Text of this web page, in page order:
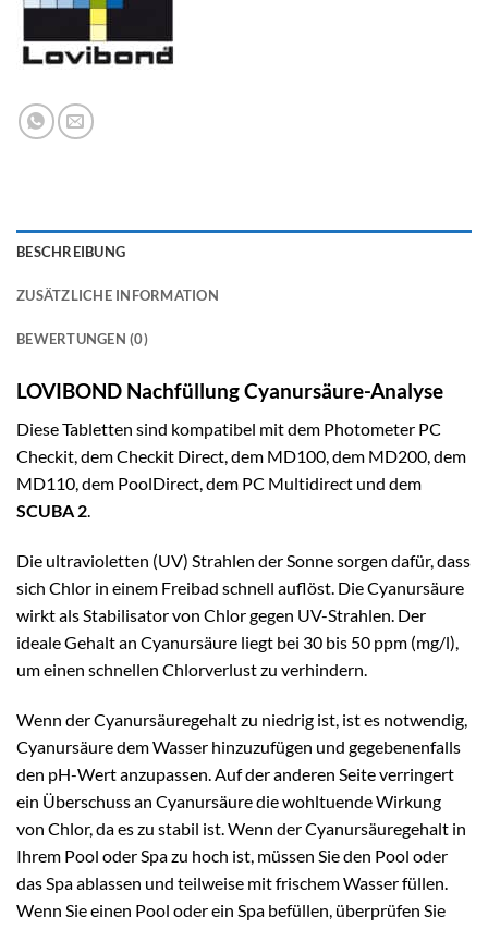
BESCHREIBUNG
ZUSÄTZLICHE INFORMATION
BEWERTUNGEN (0)
LOVIBOND Nachfüllung Cyanursäure-Analyse
Diese Tabletten sind kompatibel mit dem Photometer PC
Checkit, dem Checkit Direct, dem MD100, dem MD200, dem
MD110, dem PoolDirect, dem PC Multidirect und dem
SCUBA 2.
Die ultravioletten (UV) Strahlen der Sonne sorgen dafür, dass
sich Chlor in einem Freibad schnell auflöst. Die Cyanursäure
wirkt als Stabilisator von Chlor gegen UV-Strahlen. Der
ideale Gehalt an Cyanursäure liegt bei 30 bis 50 ppm (mg/l),
um einen schnellen Chlorverlust zu verhindern.
Wenn der Cyanursäuregehalt zu niedrig ist, ist es notwendig,
Cyanursäure dem Wasser hinzuzufügen und gegebenenfalls
den pH-Wert anzupassen. Auf der anderen Seite verringert
ein Überschuss an Cyanursäure die wohltuende Wirkung
von Chlor, da es zu stabil ist. Wenn der Cyanursäuregehalt in
Ihrem Pool oder Spa zu hoch ist, müssen Sie den Pool oder
das Spa ablassen und teilweise mit frischem Wasser füllen.
Wenn Sie einen Pool oder ein Spa befüllen, überprüfen Sie